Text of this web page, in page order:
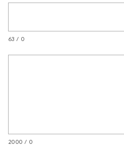
0 / 63
0 / 2000